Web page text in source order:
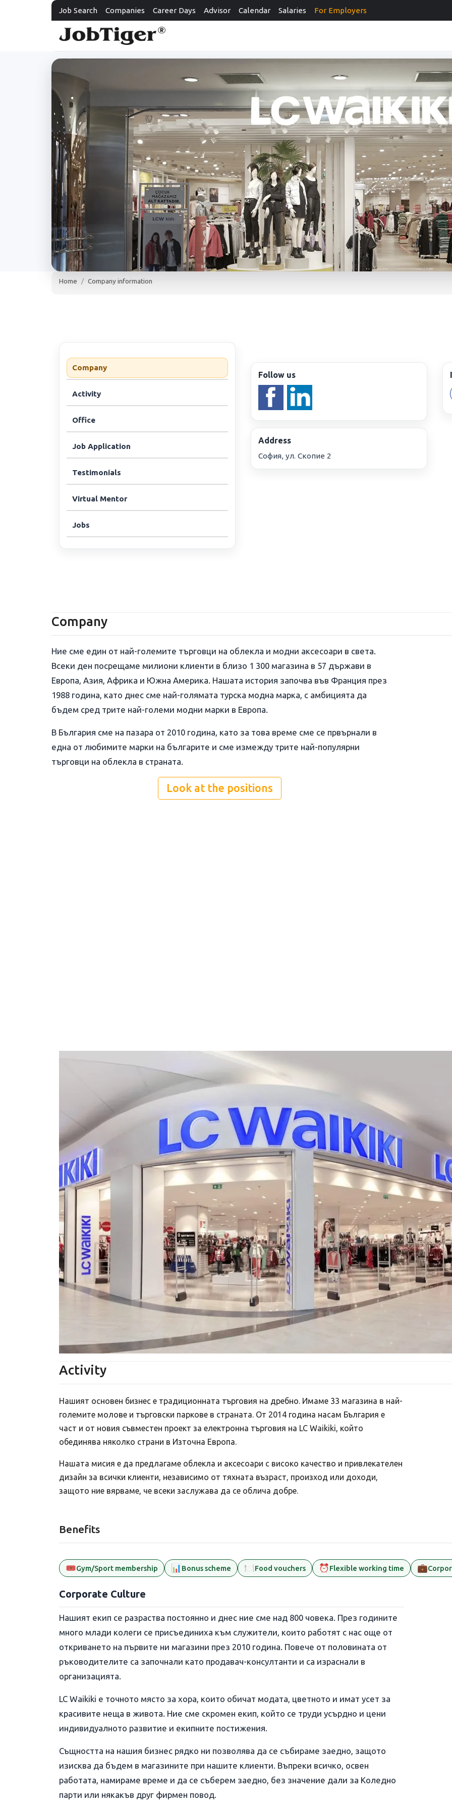
Job Search Companies Career Days Advisor Calendar Salaries For Employers
www.lcw.com 17
Home Company information
Company
Activity
Office
Job Application
Testimonials
Virtual Mentor
Jobs
Follow us
Address
София, ул. Скопие 2
Company
Ние сме един от най-големите търговци на облекла и модни аксесоари в света.
Всеки ден посрещаме милиони клиенти в близо 1 300 магазина в 57 държави в
Европа, Азия, Африка и Южна Америка. Нашата история започва във Франция през
1988 година, като днес сме най-голямата турска модна марка, с амбицията да
бъдем сред трите най-големи модни марки в Европа.
В България сме на пазара от 2010 година, като за това време сме се првърнали в
една от любимите марки на българите и сме измежду трите най-популярни
търговци на облекла в страната.
Look at the positions
Activity
Нашият основен бизнес е традиционната търговия на дребно. Имаме 33 магазина в най-
големите молове и търговски паркове в страната. От 2014 година насам България е
част и от новия съвместен проект за електронна търговия на LC Waikiki, който
обединява няколко страни в Източна Европа.
Нашата мисия е да предлагаме облекла и аксесоари с високо качество и привлекателен
дизайн за всички клиенти, независимо от тяхната възраст, произход или доходи,
защото ние вярваме, че всеки заслужава да се облича добре.
Benefits
🎟️Gym/Sport membership 📊Bonus scheme 🍽️Food vouchers ⏰Flexible working time 💼
Corporate Culture
Нашият екип се разраства постоянно и днес ние сме над 800 човека. През годините
много млади колеги се присъединиха към служители, които работят с нас още от
откриването на първите ни магазини през 2010 година. Повече от половината от
ръководителите са започнали като продавач-консултанти и са израснали в
организацията.
LC Waikiki е точното място за хора, които обичат модата, цветното и имат усет за
красивите неща в живота. Ние сме скромен екип, който се труди усърдно и цени
индивидуалното развитие и екипните постижения.
Същността на нашия бизнес рядко ни позволява да се събираме заедно, защото
изисква да бъдем в магазините при нашите клиенти. Въпреки всичко, освен
работата, намираме време и да се съберем заедно, без значение дали за Коледно
парти или някакъв друг фирмен повод.